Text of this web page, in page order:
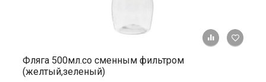
+ К
Фляга 500мл.со сменным фильтром
(желтый,зеленый)